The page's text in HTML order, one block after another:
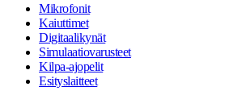
Mikrofonit
Kaiuttimet
Digitaalikynät
Simulaatiovarusteet
Kilpa-ajopelit
Esityslaitteet